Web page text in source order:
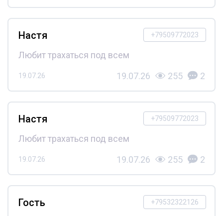
+79509772023
Настя
Любит трахаться под всем
19.07.26 19.07.26 255 2
+79509772023
Настя
Любит трахаться под всем
19.07.26 19.07.26 255 2
+79532322126
Гость